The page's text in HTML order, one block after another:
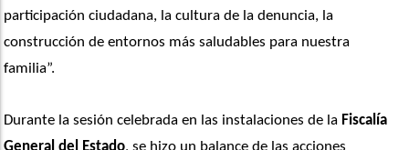
participación ciudadana, la cultura de la denuncia, la
construcción de entornos más saludables para nuestra
familia”.
Durante la sesión celebrada en las instalaciones de la Fiscalía
General del Estado, se hizo un balance de las acciones